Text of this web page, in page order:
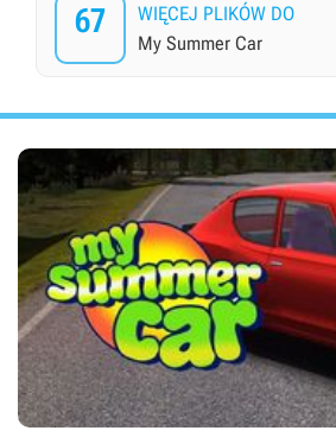
67
WIĘCEJ PLIKÓW DO
My Summer Car